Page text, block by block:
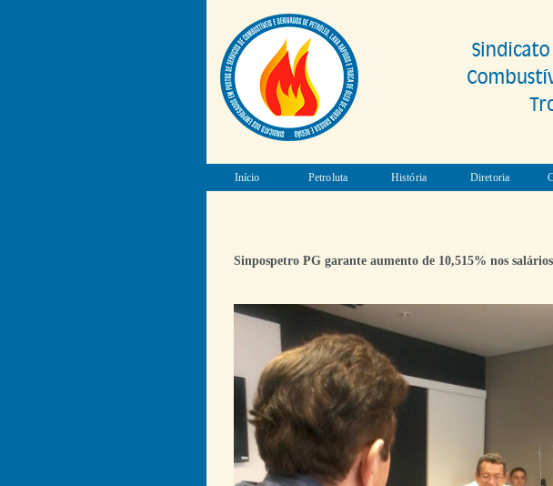
Início Petroluta História Diretoria
Sinpospetro PG garante aumento de 10,515% nos